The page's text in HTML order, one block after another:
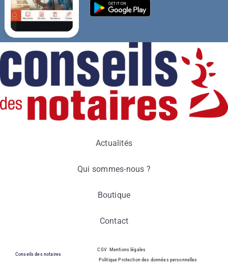
Actualités
Qui sommes-nous ?
Boutique
Contact
Conseils des notaires
CGV Mentions légales
Politique Protection des données personnelles